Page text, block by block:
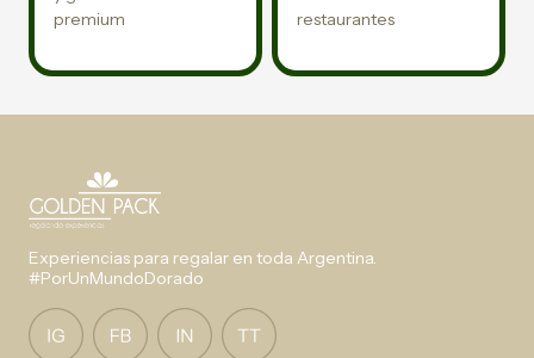
premium
restaurantes
Experiencias para regalar en toda Argentina.
#PorUnMundoDorado